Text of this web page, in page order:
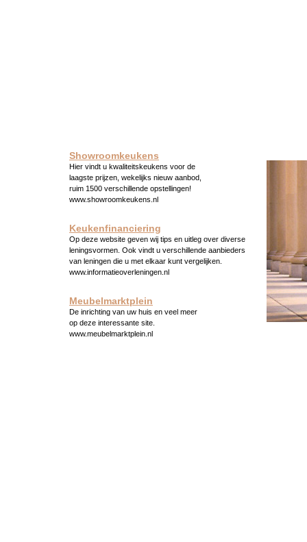
Showroomkeukens
Hier vindt u kwaliteitskeukens voor de
laagste prijzen, wekelijks nieuw aanbod,
ruim 1500 verschillende opstellingen!
www.showroomkeukens.nl
Keukenfinanciering
Op deze website geven wij tips en uitleg over diverse
leningsvormen. Ook vindt u verschillende aanbieders
van leningen die u met elkaar kunt vergelijken.
www.informatieoverleningen.nl
Meubelmarktplein
De inrichting van uw huis en veel meer
op deze interessante site.
www.meubelmarktplein.nl